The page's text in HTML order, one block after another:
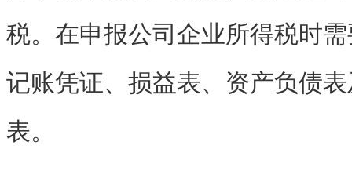
税。在申报公司企业所得税时
记账凭证、损益表、资产负债
表。